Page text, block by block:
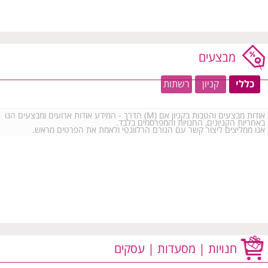
מבצעים
כללי קניון רשתות
אודות מבצעים והטבות בקניון אם (M) הדרך - המידע אודות ארועים ומבצעים הנו
באחריות הקניונים, החנויות והמפרסמים בלבד.
אנו ממליצים ליצור קשר עם הגורם הרלוונטי ולאמת את הפרטים מראש.
חנויות | מסעדות | עסקים